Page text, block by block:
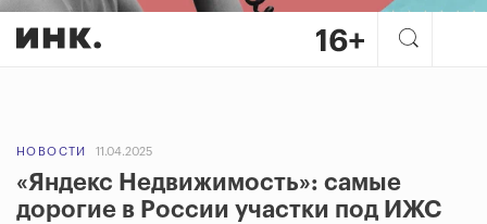
НОВОСТИ 11.04.2025
«Яндекс Недвижимость»: самые
дорогие в России участки под ИЖС